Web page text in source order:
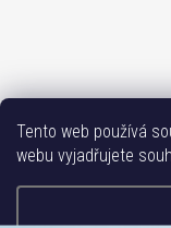
Tento web používá
webu vyjadřujete